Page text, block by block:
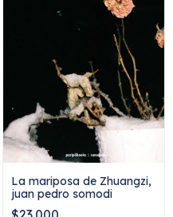
La mariposa de Zhuangzi,
juan pedro somodi